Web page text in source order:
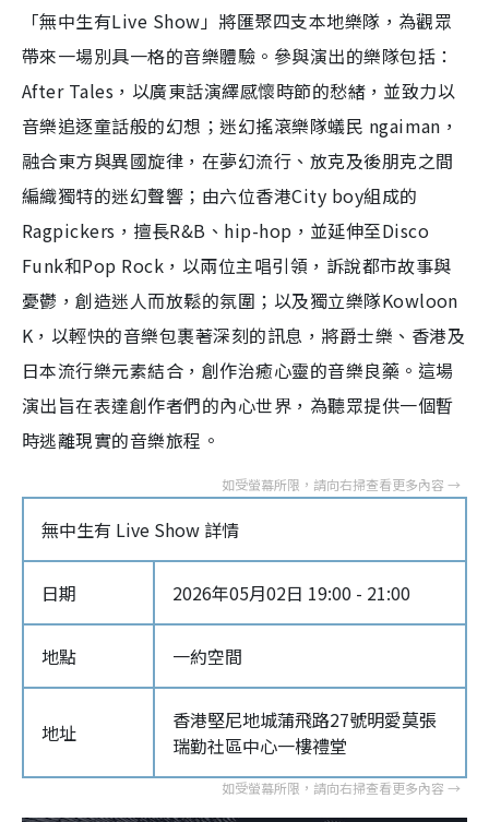
「無中生有Live Show」將匯聚四支本地樂隊，為觀眾
帶來一場別具一格的音樂體驗。參與演出的樂隊包括：
After Tales，以廣東話演繹感懷時節的愁緒，並致力以
音樂追逐童話般的幻想；迷幻搖滾樂隊蟻民 ngaiman，
融合東方與異國旋律，在夢幻流行、放克及後朋克之間
編織獨特的迷幻聲響；由六位香港City boy組成的
Ragpickers，擅長R&B、hip-hop，並延伸至Disco
Funk和Pop Rock，以兩位主唱引領，訴說都市故事與
憂鬱，創造迷人而放鬆的氛圍；以及獨立樂隊Kowloon
K，以輕快的音樂包裹著深刻的訊息，將爵士樂、香港及
日本流行樂元素結合，創作治癒心靈的音樂良藥。這場
演出旨在表達創作者們的內心世界，為聽眾提供一個暫
時逃離現實的音樂旅程。
無中生有 Live Show 詳情
日期 2026年05月02日 19:00 - 21:00
地點 一約空間
地址
香港堅尼地城蒲飛路27號明愛莫張
瑞勤社區中心一樓禮堂